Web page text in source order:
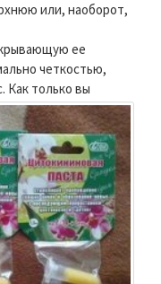
или, наоборот,
ее
четкостью,
Как только вы